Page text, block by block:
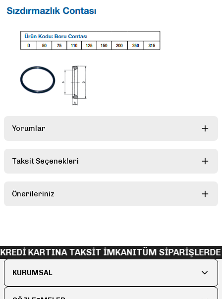
Yorumlar
Taksit Seçenekleri
Önerileriniz
Görüş ve önerileriniz için teşekkür ederiz.
Ürün resmi kalitesiz, bozuk veya görüntülenemiyor.
Ürün açıklamasında eksik bilgiler bulunuyor.
KARTINA TAKSİT İMKANITÜM SİPARİŞLERDE
KURUMSAL